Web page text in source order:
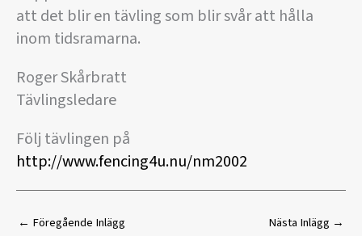
att det blir en tävling som blir svår att hålla
inom tidsramarna.
Roger Skårbratt
Tävlingsledare
Följ tävlingen på
http://www.fencing4u.nu/nm2002
← Föregående Inlägg Nästa Inlägg →